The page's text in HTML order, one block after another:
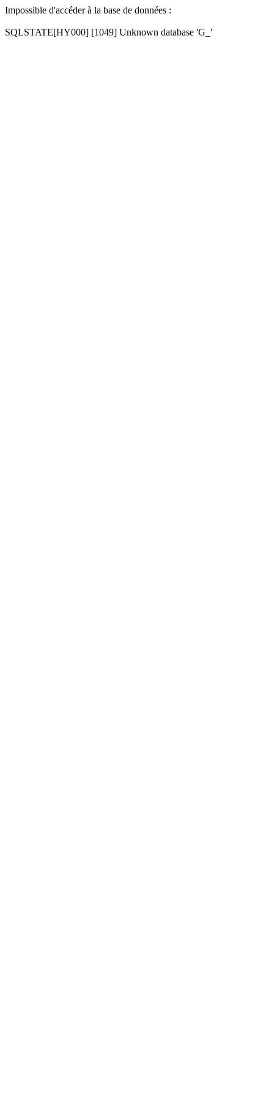
Impossible d'accéder à la base de données :
SQLSTATE[HY000] [1049] Unknown database 'G_'